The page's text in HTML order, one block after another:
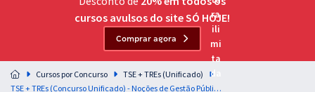
Residências Multiprofissionais
Preparação completa e intensiva para as principais
residências em saúde do Brasil
cursos avulsos do site SÓ HOJE!
Comprar agora
Cursos por Concurso
TSE + TREs (Unificado)
TSE + TREs (Concurso Unificado) - Noções de Gestão Pública para Analista Judiciário - Apoio Especializado: Engenharia Elétrica - Professor: Renato Lacerda